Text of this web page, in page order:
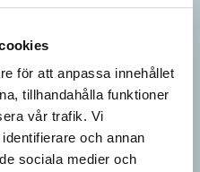
för att anpassa innehållet
tillhandahålla funktioner
vår trafik. Vi
och annan
sociala medier och
men nu har jag sett
på dejtningappar också.